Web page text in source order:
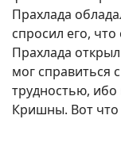
Прахлада
спросил его,
Прахлада
мог справиться
трудностью,
Кришны. Вот что